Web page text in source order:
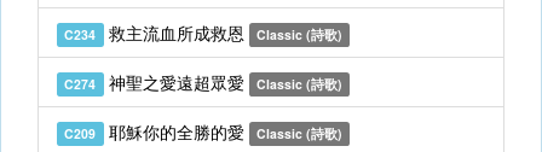
C234 救主流血所成救恩 Classic (詩歌)
C274 神聖之愛遠超眾愛 Classic (詩歌)
C209 耶穌你的全勝的愛 Classic (詩歌)